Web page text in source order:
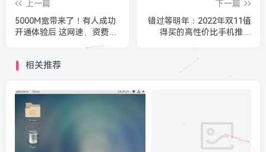
上一篇
5000M宽带来了！有人成功
开通体验后 这网速、资费感
下一篇
错过等明年：2022年双11值
得买的高性价比手机推荐
相关推荐